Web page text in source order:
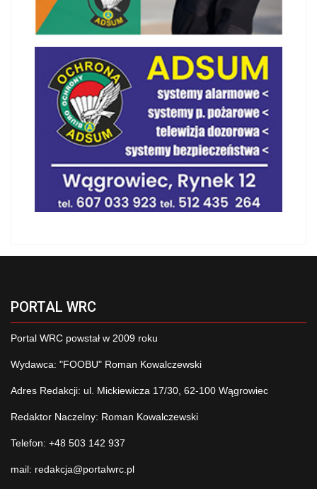
PORTAL WRC
Portal WRC powstał w 2009 roku
Wydawca: "FOOBU" Roman Kowalczewski
Adres Redakcji: ul. Mickiewicza 17/30, 62-100 Wągrowiec
Redaktor Naczelny: Roman Kowalczewski
Telefon: +48 503 142 937
mail: redakcja@portalwrc.pl